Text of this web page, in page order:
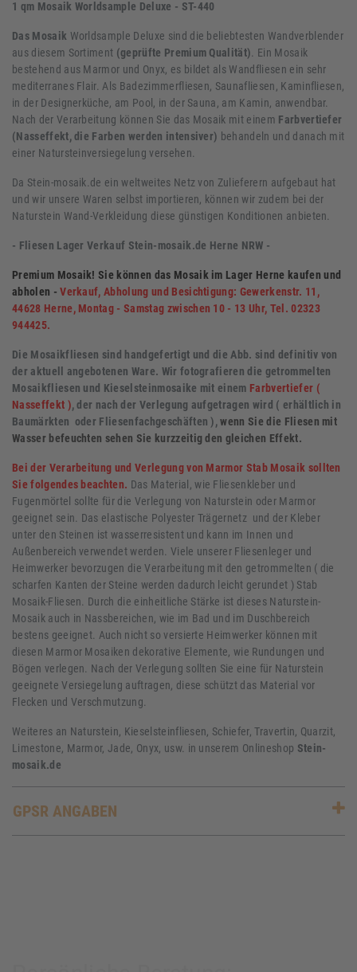
1 qm Mosaik Worldsample Deluxe - ST-440
Das Mosaik Worldsample Deluxe sind die beliebtesten Wandverblender
aus diesem Sortiment (geprüfte Premium Qualität) . Ein Mosaik
bestehend aus Marmor und Onyx, es bildet als Wandfliesen ein sehr
mediterranes Flair. Als Badezimmerfliesen, Saunafliesen, Kaminfliesen,
in der Designerküche, am Pool, in der Sauna, am Kamin, anwendbar.
Nach der Verarbeitung können Sie das Mosaik mit einem Farbvertiefer
(Nasseffekt, die Farben werden intensiver) behandeln und danach mit
einer Natursteinversiegelung versehen.
Da Stein-mosaik.de ein weltweites Netz von Zulieferern aufgebaut hat
und wir unsere Waren selbst importieren, können wir zudem bei der
Naturstein Wand-Verkleidung diese günstigen Konditionen anbieten.
- Fliesen Lager Verkauf Stein-mosaik.de Herne NRW -
Premium Mosaik! Sie können das Mosaik im Lager Herne kaufen und
abholen - Verkauf, Abholung und Besichtigung: Gewerkenstr. 11,
44628 Herne, Montag - Samstag zwischen 10 - 13 Uhr, Tel. 02323
944425.
Die Mosaikfliesen sind handgefertigt und die Abb. sind definitiv von
der aktuell angebotenen Ware. Wir fotografieren die getrommelten
Mosaikfliesen und Kieselsteinmosaike mit einem Farbvertiefer (
Nasseffekt ), der nach der Verlegung aufgetragen wird ( erhältlich in
Baumärkten oder Fliesenfachgeschäften ),wenn Sie die Fliesen mit
Wasser befeuchten sehen Sie kurzzeitig den gleichen Effekt.
Bei der Verarbeitung und Verlegung von Marmor Stab Mosaik sollten
Sie folgendes beachten. Das Material, wie Fliesenkleber und
Fugenmörtel sollte für die Verlegung von Naturstein oder Marmor
geeignet sein. Das elastische Polyester Trägernetz und der Kleber
unter den Steinen ist wasserresistent und kann im Innen und
Außenbereich verwendet werden. Viele unserer Fliesenleger und
Heimwerker bevorzugen die Verarbeitung mit den getrommelten ( die
scharfen Kanten der Steine werden dadurch leicht gerundet ) Stab
Mosaik-Fliesen. Durch die einheitliche Stärke ist dieses Naturstein-
Mosaik auch in Nassbereichen, wie im Bad und im Duschbereich
bestens geeignet. Auch nicht so versierte Heimwerker können mit
diesen Marmor Mosaiken dekorative Elemente, wie Rundungen und
Bögen verlegen. Nach der Verlegung sollten Sie eine für Naturstein
geeignete Versiegelung auftragen, diese schützt das Material vor
Flecken und Verschmutzung.
Weiteres an Naturstein, Kieselsteinfliesen, Schiefer, Travertin, Quarzit,
Limestone, Marmor, Jade, Onyx, usw. in unserem Onlineshop Stein-
mosaik.de
GPSR ANGABEN